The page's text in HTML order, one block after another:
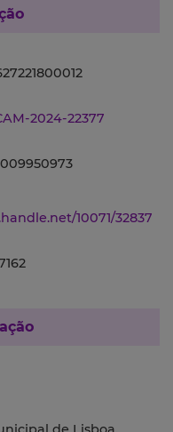
2024-22377
10071/32837